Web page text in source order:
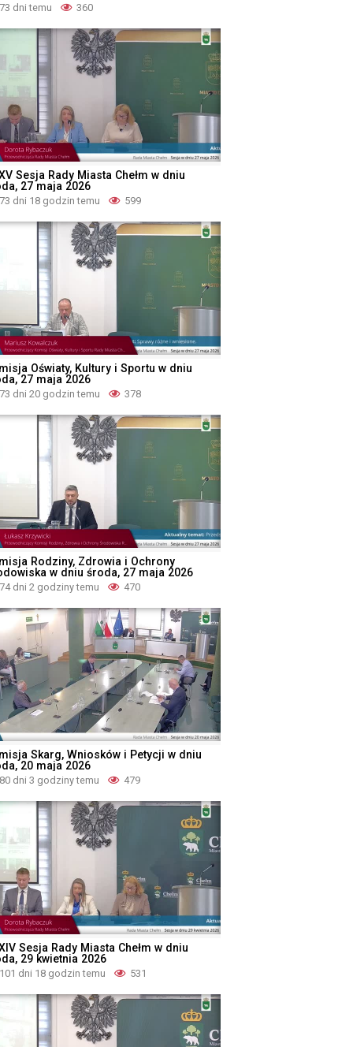
73 dni temu 360
Sesja Rady Miasta Chełm w dniu
27 maja 2026
73 dni 18 godzin temu 599
Oświaty, Kultury i Sportu w dniu
27 maja 2026
73 dni 20 godzin temu 378
Rodziny, Zdrowia i Ochrony
w dniu środa, 27 maja 2026
74 dni 2 godziny temu 470
Skarg, Wniosków i Petycji w dniu
20 maja 2026
80 dni 3 godziny temu 479
Sesja Rady Miasta Chełm w dniu
29 kwietnia 2026
101 dni 18 godzin temu 531